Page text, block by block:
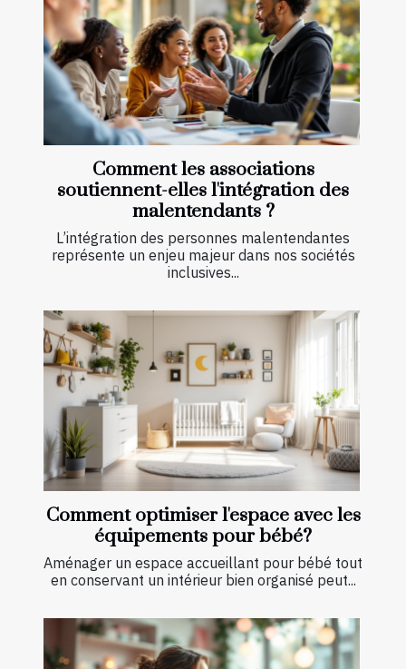
Comment les associations
soutiennent-elles l'intégration des
malentendants ?
L’intégration des personnes malentendantes
représente un enjeu majeur dans nos sociétés
inclusives...
Comment optimiser l'espace avec les
équipements pour bébé?
Aménager un espace accueillant pour bébé tout
en conservant un intérieur bien organisé peut...